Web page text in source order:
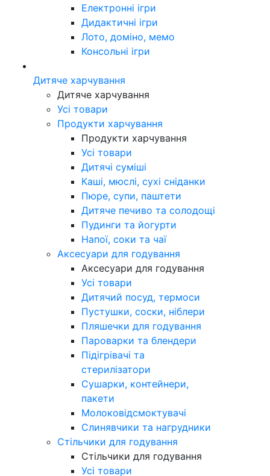
Електронні ігри
Дидактичні ігри
Лото, доміно, мемо
Консольні ігри
Дитяче харчування
Дитяче харчування
Усі товари
Продукти харчування
Продукти харчування
Усі товари
Дитячі суміші
Каші, мюслі, сухі сніданки
Пюре, супи, паштети
Дитяче печиво та солодощі
Пудинги та йогурти
Напої, соки та чаї
Аксесуари для годування
Аксесуари для годування
Усі товари
Дитячий посуд, термоси
Пустушки, соски, ніблери
Пляшечки для годування
Пароварки та блендери
Підігрівачі та
стерилізатори
Сушарки, контейнери,
пакети
Молоковідсмоктувачі
Слинявчики та нагрудники
Стільчики для годування
Стільчики для годування
Усі товари